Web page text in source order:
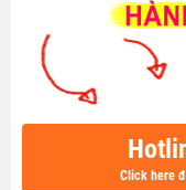
Click here